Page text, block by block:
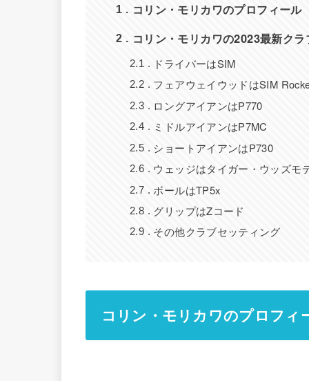
1 コリン・モリカワのプロフィール
2 コリン・モリカワの2023最新ク
2.1 ドライバーはSIM
2.2 フェアウェイウッドはSIM
2.3 ロングアイアンはP770
2.4 ミドルアイアンはP7MC
2.5 ショートアイアンはP730
2.6 ウェッジはタイガー・ウッズモ
2.7 ボールはTP5x
2.8 グリップはZコード
2.9 その他クラブセッティング
コリン・モリカワのプロフィ